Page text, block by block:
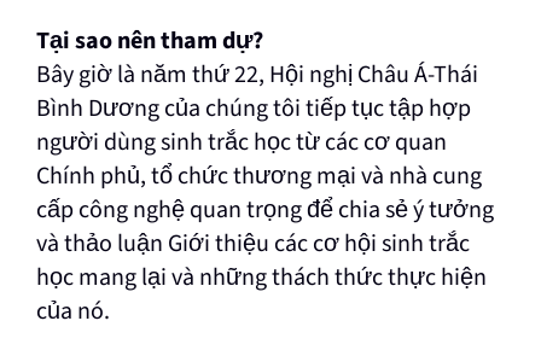
Tại sao nên tham dự?
Bây giờ là năm thứ 22, Hội nghị Châu Á-Thái
Bình Dương của chúng tôi tiếp tục tập hợp
người dùng sinh trắc học từ các cơ quan
Chính phủ, tổ chức thương mại và nhà cung
cấp công nghệ quan trọng để chia sẻ ý tưởng
và thảo luận Giới thiệu các cơ hội sinh trắc
học mang lại và những thách thức thực hiện
của nó.